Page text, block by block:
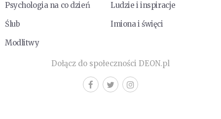
Psychologia na co dzień
Ludzie i inspiracje
Ślub
Imiona i święci
Modlitwy
Dołącz do społeczności DEON.pl